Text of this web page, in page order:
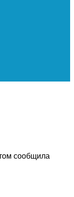
сообщила